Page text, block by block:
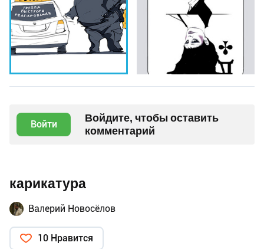
Войти
Войдите, чтобы оставить
комментарий
карикатура
Валерий Новосёлов
10 Нравится